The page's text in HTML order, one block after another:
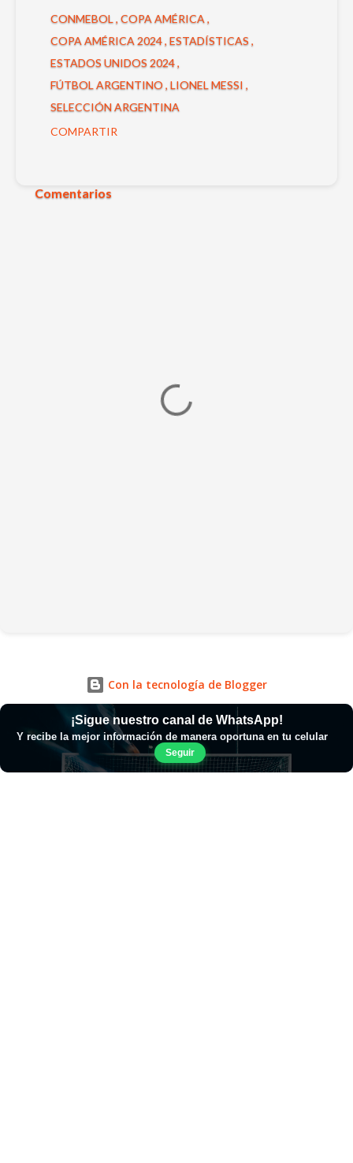
CONMEBOL COPA AMÉRICA
COPA AMÉRICA 2024 ESTADÍSTICAS
ESTADOS UNIDOS 2024
FÚTBOL ARGENTINO LIONEL MESSI
SELECCIÓN ARGENTINA
COMPARTIR
Comentarios
Con la tecnología de Blogger
¡Sigue nuestro canal de WhatsApp!
Y recibe la mejor información de manera oportuna en tu celular
Seguir